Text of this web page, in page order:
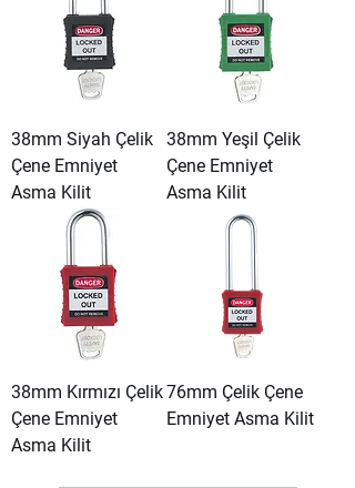
38mm Siyah Çelik
Çene Emniyet
Asma Kilit
38mm Yeşil Çelik
Çene Emniyet
Asma Kilit
38mm Kırmızı Çelik
Çene Emniyet
Asma Kilit
76mm Çelik Çene
Emniyet Asma Kilit